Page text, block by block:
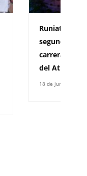
segunda
carrera de la
del Atlántico
18 de junio de